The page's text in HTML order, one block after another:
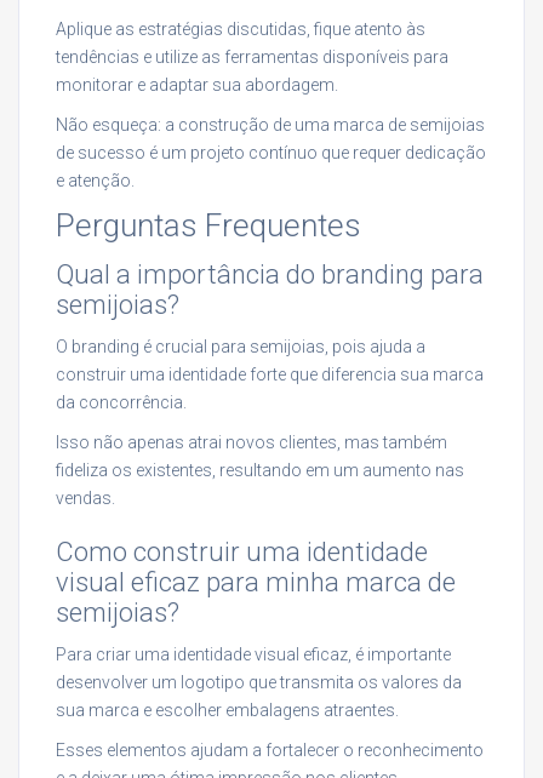
Aplique as estratégias discutidas, fique atento às
tendências e utilize as ferramentas disponíveis para
monitorar e adaptar sua abordagem.
Não esqueça: a construção de uma marca de semijoias
de sucesso é um projeto contínuo que requer dedicação
e atenção.
Perguntas Frequentes
Qual a importância do branding para
semijoias?
O branding é crucial para semijoias, pois ajuda a
construir uma identidade forte que diferencia sua marca
da concorrência.
Isso não apenas atrai novos clientes, mas também
fideliza os existentes, resultando em um aumento nas
vendas.
Como construir uma identidade
visual eficaz para minha marca de
semijoias?
Para criar uma identidade visual eficaz, é importante
desenvolver um logotipo que transmita os valores da
sua marca e escolher embalagens atraentes.
Esses elementos ajudam a fortalecer o reconhecimento